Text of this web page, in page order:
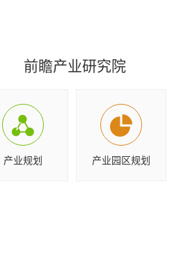
前瞻产业研究院
产业规划 产业园区规划